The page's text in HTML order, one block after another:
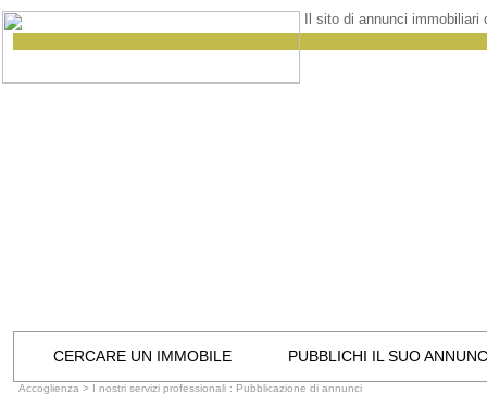
Il sito di annunci immobiliari
CERCARE UN IMMOBILE PUBBLICHI IL SUO
Accoglienza > I nostri servizi professionali : Pubblicazione di annunci